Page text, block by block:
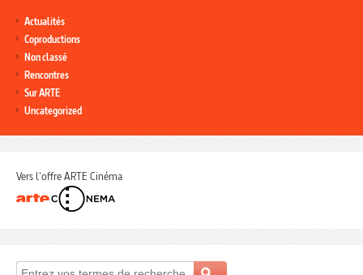
Actualités
Coproductions
Non classé
Rencontres
Sur ARTE
Uncategorized
Vers l'offre ARTE Cinéma